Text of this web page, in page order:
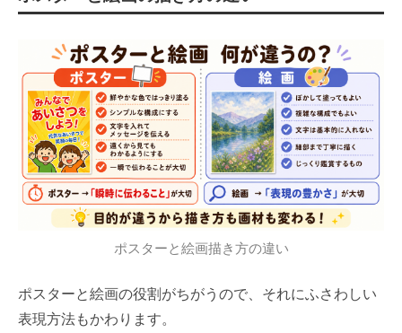
ポスターと絵画描き方の違い
ポスターと絵画の役割がちがうので、それにふさわしい
表現方法もかわります。